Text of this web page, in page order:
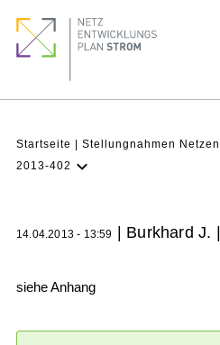
zum
Inhalt
Pfadnavigation
Startseite
Stellungnahmen
2013-402
Verstehen
Archiv
14.04.2013 - 13:59 | Burkhard J.
siehe Anhang
quick
links